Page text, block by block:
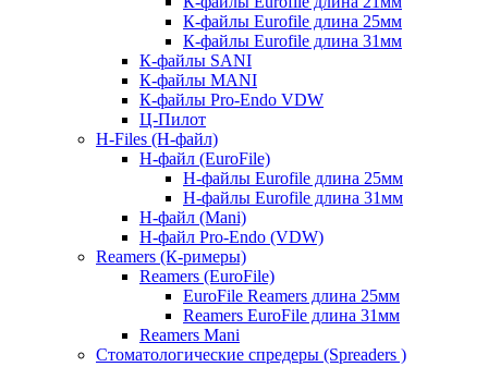
К-файлы Eurofile длина 25мм
К-файлы Eurofile длина 31мм
К-файлы SANI
К-файлы MANI
К-файлы Pro-Endo VDW
Ц-Пилот
H-Files (Н-файл)
Н-файл (EuroFile)
Н-файлы Eurofile длина 25мм
Н-файлы Eurofile длина 31мм
Н-файл (Mani)
Н-файл Pro-Endo (VDW)
Reamers (К-римеры)
Reamers (EuroFile)
EuroFile Reamers длина 25мм
Reamers EuroFile длина 31мм
Reamers Mani
Стоматологические спредеры (Spreaders )